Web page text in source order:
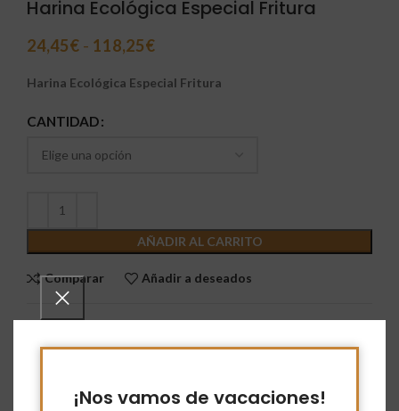
¡Nos vamos de vacaciones!
Harina Ecológica Especial Fritura
24,45€ - 118,25€
Harina Ecológica Especial Fritura
CANTIDAD
AÑADIR AL CARRITO
Comparar Añadir a deseados
Etiquetas:
Harina Especial Fritura